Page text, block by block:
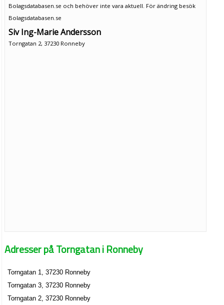
Bolagsdatabasen.se och behöver inte vara aktuell. För ändring besök
Bolagsdatabasen.se
Siv Ing-Marie Andersson
Torngatan 2, 37230 Ronneby
Adresser på Torngatan i Ronneby
Torngatan 1, 37230 Ronneby
Torngatan 3, 37230 Ronneby
Torngatan 2, 37230 Ronneby